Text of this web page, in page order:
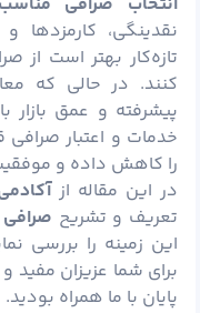
نقدینگی، کارمزدها
تازه‌کار بهتر است از
کنند. در حالی که
پیشرفته و عمق بازار
خدمات و اعتبار
را کاهش داده و موفقیت
در این مقاله از
تعریف و تشریح صرافی
این زمینه را بررسی
برای شما عزیزان مفید
پایان با ما همراه بودید.